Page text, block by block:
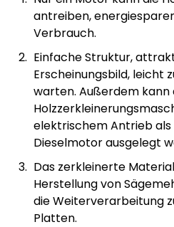
antreiben,
Verbrauch.
Einfache Struktur,
Erscheinungsbild, leicht
warten. Außerdem kann
elektrischem Antrieb
Dieselmotor ausgelegt
Das zerkleinerte
Herstellung von
die Weiterverarbeitung
Platten.